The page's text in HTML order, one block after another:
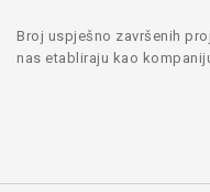
Broj uspješno završenih
nas etabliraju kao